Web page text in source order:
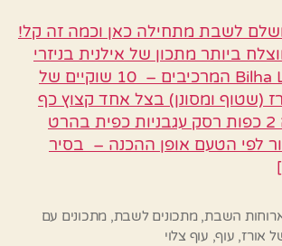
לשבת מתחילה כאן וכמה זה קל!
ביותר מתכון של אילנית בניזרי
מאת – Bilha Landau המרכיבים – 10 שוקיים של
אורז (שטוף ומסונן) בצל אחד קצוץ כף
פפריקה מתוקה 2 כפות רסק עגבניות כפית בהרט
לפי הטעם אופן ההכנה – בסיר
השבת,מתכונים לשבת, מתכונים עם
אורז, עוף, עוף צלוי